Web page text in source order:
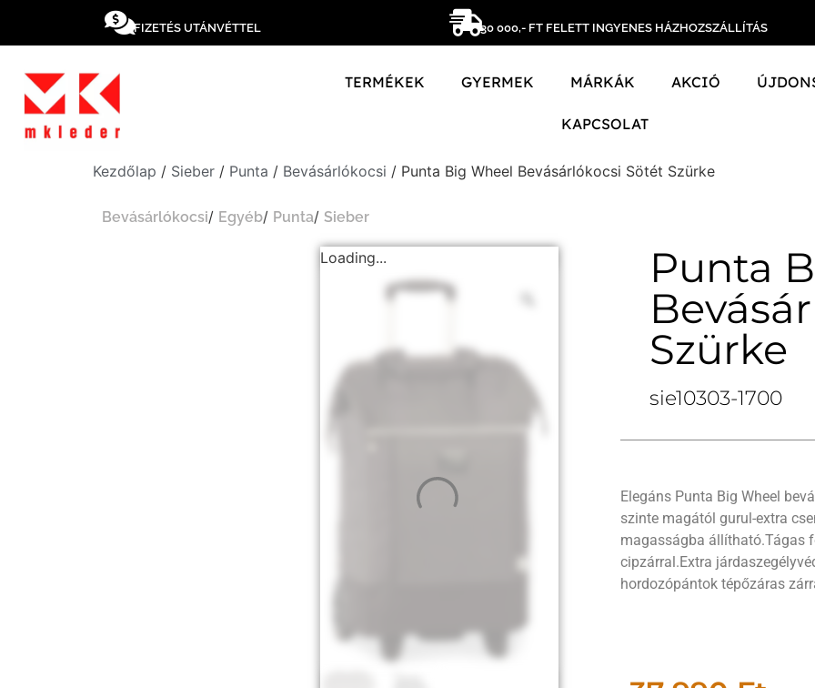
FIZETÉS UTÁNVÉTTEL 30 000,- FT FELETT INGYENES HÁZHOZSZÁLLÍTÁS
TERMÉKEK GYERMEK MÁRKÁK AKCIÓ
KAPCSOLAT
Kezdőlap / Sieber / Punta / Bevásárlókocsi / Punta Big Wheel Bevásárlókocsi Sötét Szürke
Bevásárlókocsi/ Egyéb/ Punta/ Sieber
Loading...
Punta
Szürke
sie10303-1700
Elegáns Punta Big Wheel
szinte magától gurul-extra
magasságba állítható.Tágas
cipzárral.Extra
hordozópántok tépőzáras